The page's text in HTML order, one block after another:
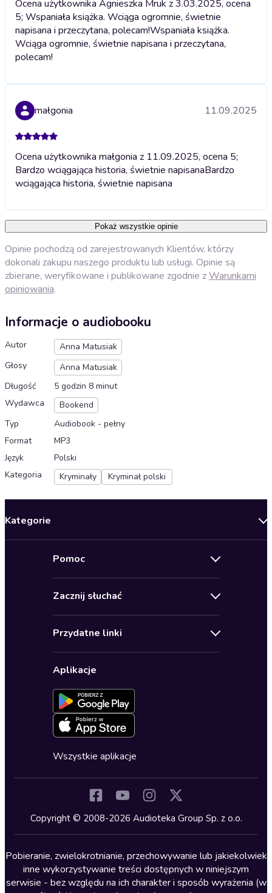
Ocena użytkownika Agnieszka Mruk z 3.03.2025, ocena
5; Wspaniała książka. Wciąga ogromnie, świetnie
napisana i przeczytana, polecam!Wspaniała książka.
Wciąga ogromnie, świetnie napisana i przeczytana,
polecam!
małgonia 11.09.2025
Ocena użytkownika małgonia z 11.09.2025, ocena 5;
Bardzo wciągająca historia, świetnie napisanaBardzo
wciągająca historia, świetnie napisana
Pokaż wszystkie opinie
Opinie pochodzą od zarejestrowanych Klientów, którzy
dokonali zakupu naszego produktu lub usługi. Opinie są
zbierane, weryfikowane i publikowane zgodnie zWarunkami
opiniowania.
Informacje o audiobooku
Autor
Anna Matusiak
Głosy
Anna Matusiak
Długość
5 godzin 8 minut
Wydawca
Bookend
Typ
Audiobook - pełny
Format
MP3
Język
Polski
Kategoria
Kryminały Kryminał polski
Kategorie
Biznes, marketing, ekonomia
Dla młodzieży
Kryminały
Lektury szkolne
Literatura anglojęzyczna
Literatura faktu
Pomoc
Pomoc
Ustawienia prywatności
Formularz zgłaszania nielegalnych treści
Deklaracja dostępności
Zacznij słuchać
Karnety
Oferta dla firm i bibliotek
Przydatne linki
Dołącz do newslettera
Blog
Zapowiedzi
Cykle audiobooków
Aplikacje
Wszystkie aplikacje
Copyright © 2008-2026 Audioteka Group Sp. z o.o.
Pobieranie, zwielokrotnianie, przechowywanie lub jakiekolwiek
inne wykorzystywanie treści dostępnych w niniejszym
serwisie - bez względu na ich charakter i sposób wyrażenia (w